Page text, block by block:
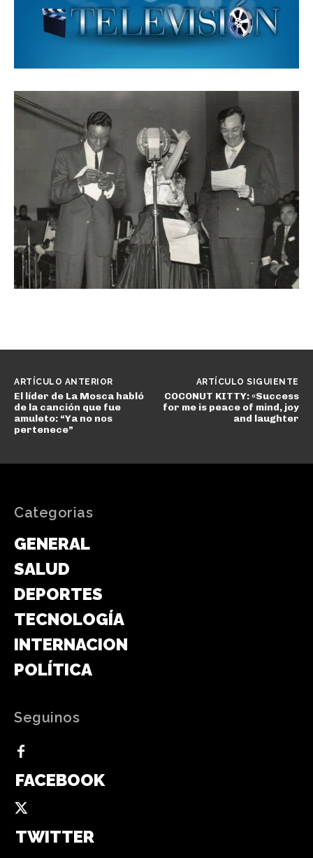
ARTÍCULO ANTERIOR
El líder de La Mosca habló
de la canción que fue
amuleto: “Ya no nos
pertenece”
ARTÍCULO SIGUIENTE
COCONUT KITTY: «Success
for me is peace of mind, joy
and laughter
Categorias
GENERAL
SALUD
DEPORTES
TECNOLOGÍA
INTERNACIONAL
POLÍTICA
Seguinos
FACEBOOK
TWITTER